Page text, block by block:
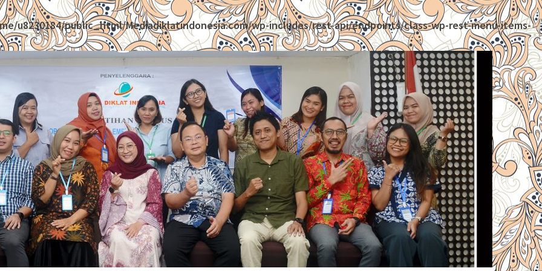
u8230184/public_html/Mediadiklatindonesia.com/wp-includes/rest-api/endpoints/class-wp-rest-menu-items-